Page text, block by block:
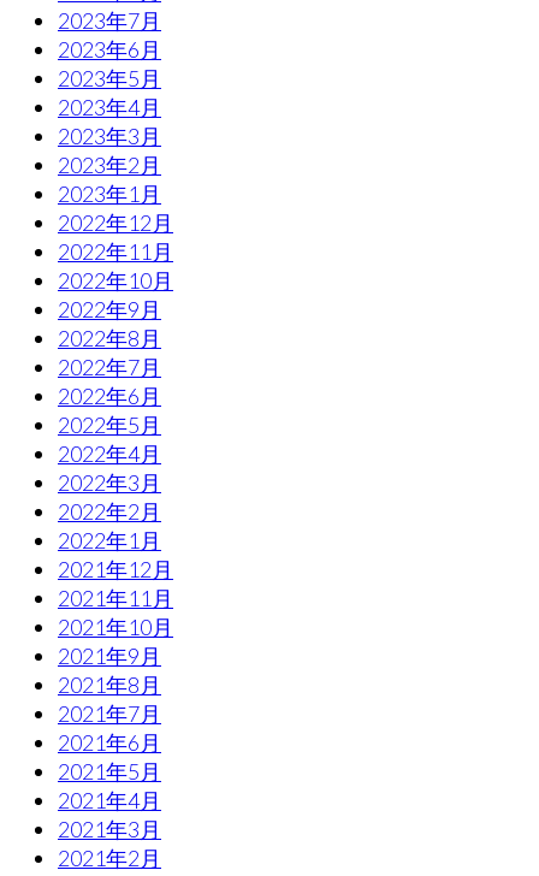
2023年7月
2023年6月
2023年5月
2023年4月
2023年3月
2023年2月
2023年1月
2022年12月
2022年11月
2022年10月
2022年9月
2022年8月
2022年7月
2022年6月
2022年5月
2022年4月
2022年3月
2022年2月
2022年1月
2021年12月
2021年11月
2021年10月
2021年9月
2021年8月
2021年7月
2021年6月
2021年5月
2021年4月
2021年3月
2021年2月